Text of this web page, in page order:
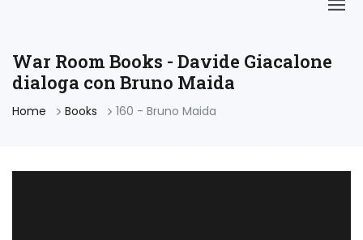
War Room Books - Davide Giacalone
dialoga con Bruno Maida
Home Books 160 - Bruno Maida